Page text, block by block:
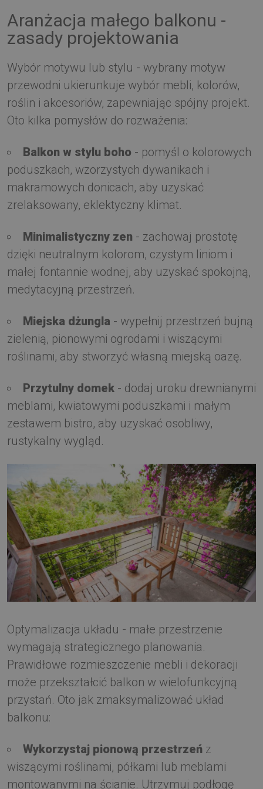
Aranżacja małego balkonu -
zasady projektowania
Wybór motywu lub stylu - wybrany motyw
przewodni ukierunkuje wybór mebli, kolorów,
roślin i akcesoriów, zapewniając spójny projekt.
Oto kilka pomysłów do rozważenia:
Balkon w stylu boho - pomyśl o kolorowych
poduszkach, wzorzystych dywanikach i
makramowych donicach, aby uzyskać
zrelaksowany, eklektyczny klimat.
Minimalistyczny zen - zachowaj prostotę
dzięki neutralnym kolorom, czystym liniom i
małej fontannie wodnej, aby uzyskać spokojną,
medytacyjną przestrzeń.
Miejska dżungla - wypełnij przestrzeń bujną
zielenią, pionowymi ogrodami i wiszącymi
roślinami, aby stworzyć własną miejską oazę.
Przytulny domek - dodaj uroku drewnianymi
meblami, kwiatowymi poduszkami i małym
zestawem bistro, aby uzyskać osobliwy,
rustykalny wygląd.
Optymalizacja układu - małe przestrzenie
wymagają strategicznego planowania.
Prawidłowe rozmieszczenie mebli i dekoracji
może przekształcić balkon w wielofunkcyjną
przystań. Oto jak zmaksymalizować układ
balkonu:
Wykorzystaj pionową przestrzeń z
wiszącymi roślinami, półkami lub meblami
montowanymi na ścianie. Utrzymuj podłogę